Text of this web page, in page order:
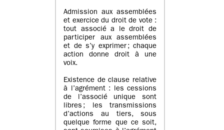
Admission aux assemblées
et exercice du droit de vote :
tout associé a le droit de
participer aux assemblées
et de s’y exprimer ; chaque
action donne droit à une
voix.
Existence de clause relative
à l’agrément : les cessions
de l’associé unique sont
libres ; les transmissions
d’actions au tiers, sous
quelque forme que ce soit,